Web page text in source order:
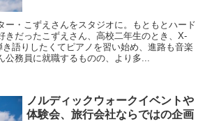
ー・こずえさんをスタジオに。もともとハード
きだったこずえさん、高校二年生のとき、X-
語りしたくてピアノを習い始め、進路も音楽
公務員に就職するものの、より多...
ノルディックウォークイベントや
体験会、旅行会社ならではの企画